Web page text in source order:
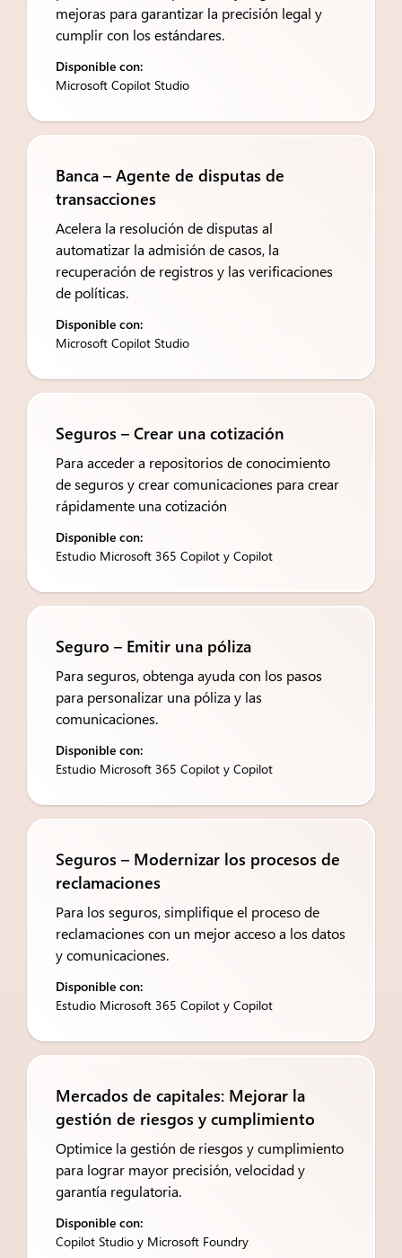
mejoras para garantizar la precisión legal y
cumplir con los estándares.
Disponible con:
Microsoft Copilot Studio
Banca – Agente de disputas de
transacciones
Acelera la resolución de disputas al
automatizar la admisión de casos, la
recuperación de registros y las verificaciones
de políticas.
Disponible con:
Microsoft Copilot Studio
Seguros – Crear una cotización
Para acceder a repositorios de conocimiento
de seguros y crear comunicaciones para crear
rápidamente una cotización
Disponible con:
Estudio Microsoft 365 Copilot y Copilot
Seguro – Emitir una póliza
Para seguros, obtenga ayuda con los pasos
para personalizar una póliza y las
comunicaciones.
Disponible con:
Estudio Microsoft 365 Copilot y Copilot
Seguros – Modernizar los procesos de
reclamaciones
Para los seguros, simplifique el proceso de
reclamaciones con un mejor acceso a los datos
y comunicaciones.
Disponible con:
Estudio Microsoft 365 Copilot y Copilot
Mercados de capitales: Mejorar la
gestión de riesgos y cumplimiento
Optimice la gestión de riesgos y cumplimiento
para lograr mayor precisión, velocidad y
garantía regulatoria.
Disponible con:
Copilot Studio y Microsoft Foundry